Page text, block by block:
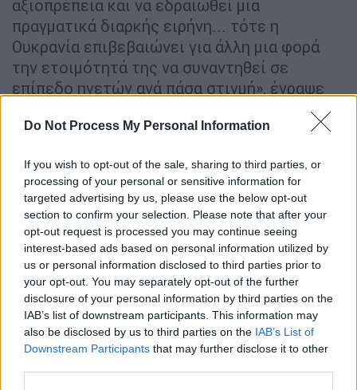
Do Not Process My Personal Information
If you wish to opt-out of the sale, sharing to third parties, or
processing of your personal or sensitive information for
targeted advertising by us, please use the below opt-out
section to confirm your selection. Please note that after your
opt-out request is processed you may continue seeing
interest-based ads based on personal information utilized by
us or personal information disclosed to third parties prior to
your opt-out. You may separately opt-out of the further
disclosure of your personal information by third parties on the
IAB’s list of downstream participants. This information may
also be disclosed by us to third parties on the IAB’s List of
Downstream Participants that may further disclose it to other
αξιοπρέπεια και να εδραιωθεί μια
πραγματικά διαρκής ειρήνη... τότε η
Ουκρανία επιβεβαιώνει για άλλη μια φορά
την ετοιμότητά της να συναντηθεί σε
επίπεδο ηγετών ανά πάσα στιγμή», έγραψε
ΔΙΑΒΑΣΤΕ ΕΠΙΣΗΣ
Κόσμος|01.08.2025 15:45
Η Καμπότζη θα προτείνει τον
Ντόναλντ Τραμπ για το Νόμπελ
Ειρήνης – «Αναγνωρίζουμε τις
μεγάλες του προσπάθειες για ειρήνη»
«ΗΟυκρανία απευθύνει έκκληση να
προχωρήσουμε πιο πέρα από την ανταλλαγή